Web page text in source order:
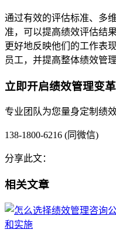
通过有效的评估标准、多
准，可以提高绩效评估结
更好地反映他们的工作表
员工，并提高整体绩效管
立即开启绩效管理变革
专业团队为您量身定制绩
138-1800-6216 (同微信)
分享此文：
相关文章